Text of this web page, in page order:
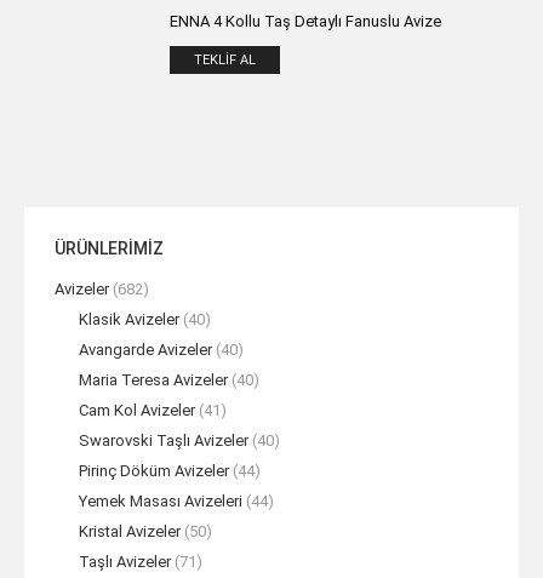
ENNA 4 Kollu Taş Detaylı Fanuslu Avize
TEKLIF AL
ÜRÜNLERİMİZ
Avizeler (682)
Klasik Avizeler (40)
Avangarde Avizeler (40)
Maria Teresa Avizeler (40)
Cam Kol Avizeler (41)
Swarovski Taşlı Avizeler (40)
Pirinç Döküm Avizeler (44)
Yemek Masası Avizeleri (44)
Kristal Avizeler (50)
Taşlı Avizeler (71)